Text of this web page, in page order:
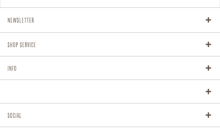
Newsletter
Shop Service
Info
Social